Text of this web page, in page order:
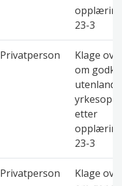
23-3
Privatperson
Klage
om
etter
23-3
Privatperson
Klage